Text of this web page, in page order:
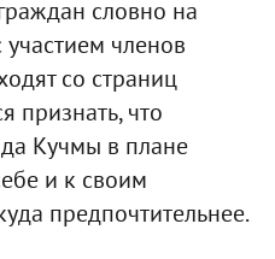
словно на
членов
со страниц
признать, что
Кучмы в плане
и к своим
предпочтительнее.